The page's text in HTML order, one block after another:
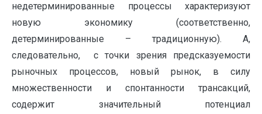
недетерминированные процессы характеризуют
новую экономику (соответственно,
детерминированные – традиционную). А,
следовательно, с точки зрения предсказуемости
рыночных процессов, новый рынок, в силу
множественности и спонтанности трансакций,
содержит значительный потенциал